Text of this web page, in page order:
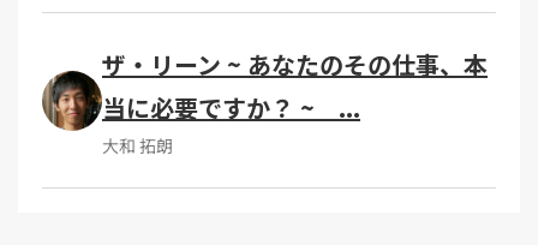
ザ・リーン ~ あなたのその仕事、本
当に必要ですか？ ~ ...
大和 拓朗